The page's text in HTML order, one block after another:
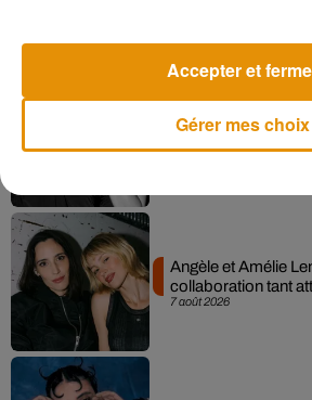
Musique
Madonna sort enfin
7 août 2026
Angèle et Amélie
collaboration tant
Gérer mes choix
Accepter et